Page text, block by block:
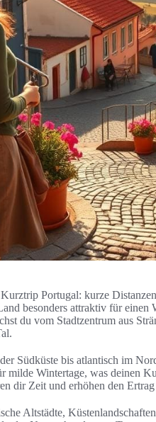
Portugal: kurze
besonders attraktiv für einen
du vom Stadtzentrum aus
Südküste bis atlantisch im
milde Wintertage, was deinen
dir Zeit und erhöhen den
Altstädte,